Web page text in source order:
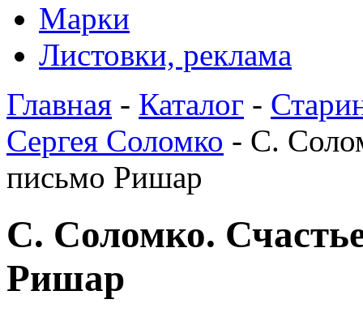
Марки
Листовки, реклама
Главная - Каталог -
Сергея Соломко - С.
письмо Ришар
С. Соломко.
Ришар